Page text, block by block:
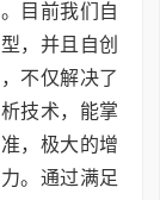
目前我们自
，并且自创
不仅解决了
技术，能掌
，极大的增
。通过满足